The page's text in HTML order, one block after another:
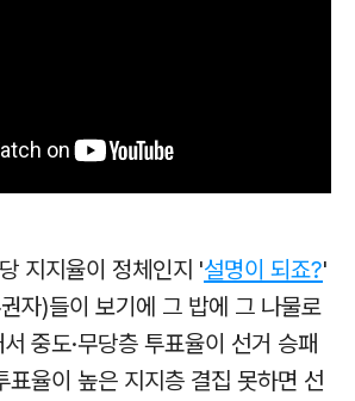
지지율이 정체인지 '설명이 되죠?'
자)들이 보기에 그 밥에 그 나물로
중도·무당층 투표율이 선거 승패
표율이 높은 지지층 결집 못하면 선